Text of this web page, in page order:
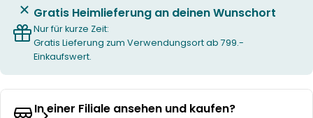
Gratis Heimlieferung an deinen Wunschort
Nur für kurze Zeit:
Gratis Lieferung zum Verwendungsort ab 799.-
Einkaufswert.
In einer Filiale ansehen und kaufen?